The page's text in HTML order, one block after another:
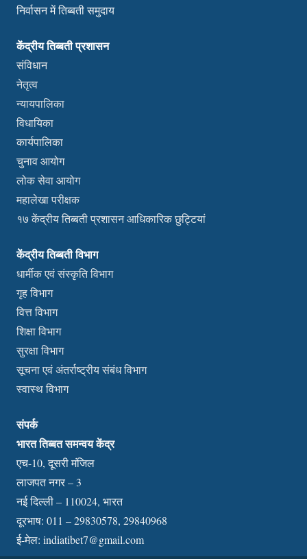
निर्वासन में तिब्बती समुदाय
केंद्रीय तिब्बती प्रशासन
संविधान
नेतृत्व
न्यायपालिका
विधायिका
कार्यपालिका
चुनाव आयोग
लोक सेवा आयोग
महालेखा परीक्षक
१७ केंद्रीय तिब्बती प्रशासन आधिकारिक छुट्टियां
केंद्रीय तिब्बती विभाग
धार्मीक एवं संस्कृति विभाग
गृह विभाग
वित्त विभाग
शिक्षा विभाग
सुरक्षा विभाग
सूचना एवं अंतर्राष्ट्रीय संबंध विभाग
स्वास्थ विभाग
संपर्क
भारत तिब्बत समन्वय केंद्र
एच-10, दूसरी मंजिल
लाजपत नगर – 3
नई दिल्ली – 110024, भारत
दूरभाष: 011 – 29830578, 29840968
ई-मेल: indiatibet7@gmail.com